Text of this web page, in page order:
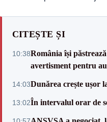
CITEȘTE ȘI
10:38România își
avertisment pentru
14:03Dunărea crește ușor
13:02În intervalul orar de